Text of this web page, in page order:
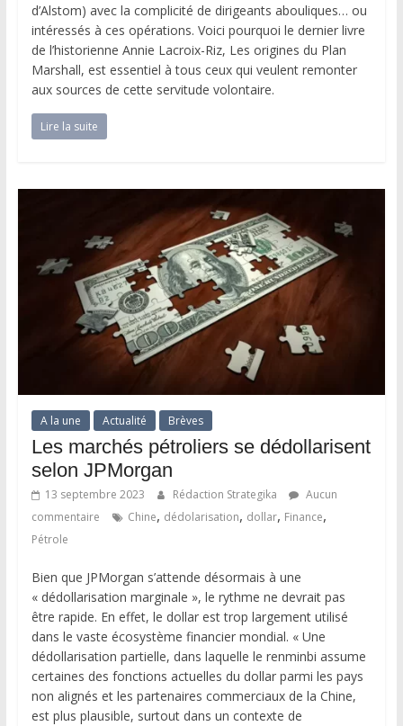
d’Alstom) avec la complicité de dirigeants abouliques… ou
intéressés à ces opérations. Voici pourquoi le dernier livre
de l’historienne Annie Lacroix-Riz, Les origines du Plan
Marshall, est essentiel à tous ceux qui veulent remonter
aux sources de cette servitude volontaire.
Lire la suite
A la une Actualité Brèves
Les marchés pétroliers se dédollarisent
selon JPMorgan
13 septembre 2023 Rédaction Strategika
Aucun
commentaire
Chine, dédolarisation, dollar, Finance,
Pétrole
Bien que JPMorgan s’attende désormais à une
« dédollarisation marginale », le rythme ne devrait pas
être rapide. En effet, le dollar est trop largement utilisé
dans le vaste écosystème financier mondial. « Une
dédollarisation partielle, dans laquelle le renminbi assume
certaines des fonctions actuelles du dollar parmi les pays
non alignés et les partenaires commerciaux de la Chine,
est plus plausible, surtout dans un contexte de